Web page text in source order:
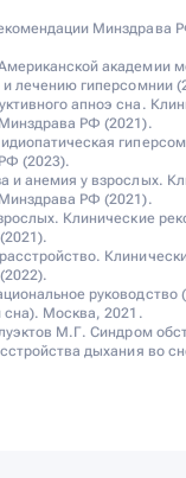
Минздрава
академии
и лечению гиперсомнии
апноэ сна.
РФ (2021).
(2023).
и анемия у взрослых.
РФ (2021).
Клинические
руководство
сна). Москва, 2021.
М.Г. Синдром
дыхания во